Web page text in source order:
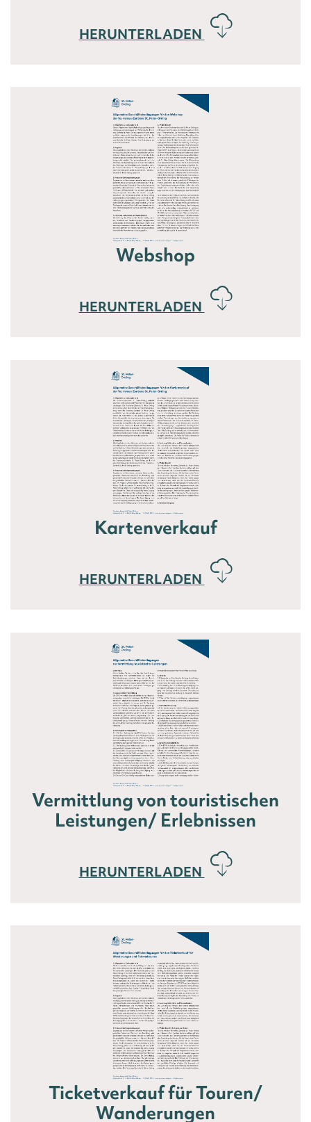
HERUNTERLADEN
Webshop
HERUNTERLADEN
Kartenverkauf
HERUNTERLADEN
Vermittlung von touristischen
Leistungen/ Erlebnissen
HERUNTERLADEN
Ticketverkauf für Touren/
Wanderungen